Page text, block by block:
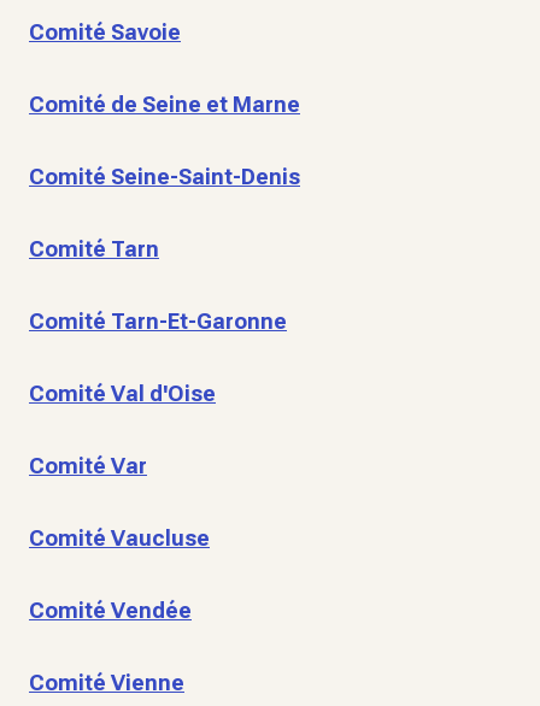
Comité Savoie
Comité de Seine et Marne
Comité Seine-Saint-Denis
Comité Tarn
Comité Tarn-Et-Garonne
Comité Val d'Oise
Comité Var
Comité Vaucluse
Comité Vendée
Comité Vienne